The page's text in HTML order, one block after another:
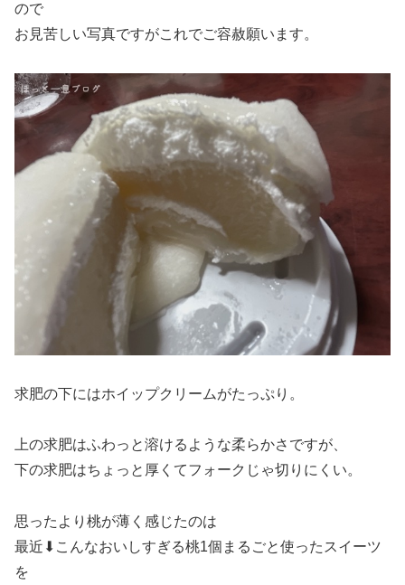
ので
お見苦しい写真ですがこれでご容赦願います。
求肥の下にはホイップクリームがたっぷり。
上の求肥はふわっと溶けるような柔らかさですが、
下の求肥はちょっと厚くてフォークじゃ切りにくい。
思ったより桃が薄く感じたのは
最近⬇こんなおいしすぎる桃1個まるごと使ったスイーツ
を